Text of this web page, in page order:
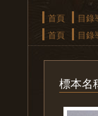
首頁 目錄
首頁
目錄
標本名